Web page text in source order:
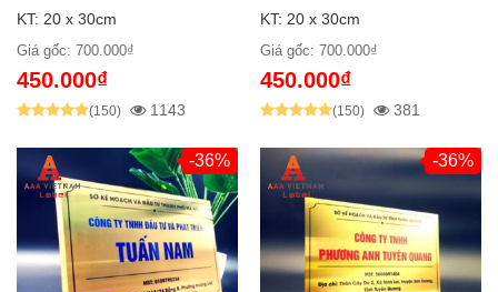
KT: 20 x 30cm
Giá gốc: 700.000₫
450.000₫
(150) 1143
KT: 20 x 30cm
Giá gốc: 700.000₫
450.000₫
(150) 381
-36% -36%